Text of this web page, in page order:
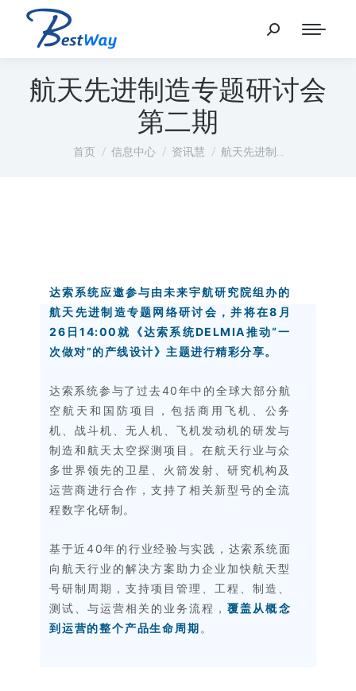
航天先进制造专题研讨会
第二期
您在这里：
首页 信息中心 资讯慧 航天先进制…
达索系统应邀参与由未来宇航研究院组办的
航天先进制造专题网络研讨会，并将在8月
26日14:00就《达索系统DELMIA推动“一
次做对”的产线设计》主题进行精彩分享。
达索系统参与了过去40年中的全球大部分航
空航天和国防项目，包括商用飞机、公务
机、战斗机、无人机、飞机发动机的研发与
制造和航天太空探测项目。在航天行业与众
多世界领先的卫星、火箭发射、研究机构及
运营商进行合作，支持了相关新型号的全流
程数字化研制。
基于近40年的行业经验与实践，达索系统面
向航天行业的解决方案助力企业加快航天型
号研制周期，支持项目管理、工程、制造、
测试、与运营相关的业务流程，覆盖从概念
到运营的整个产品生命周期 。